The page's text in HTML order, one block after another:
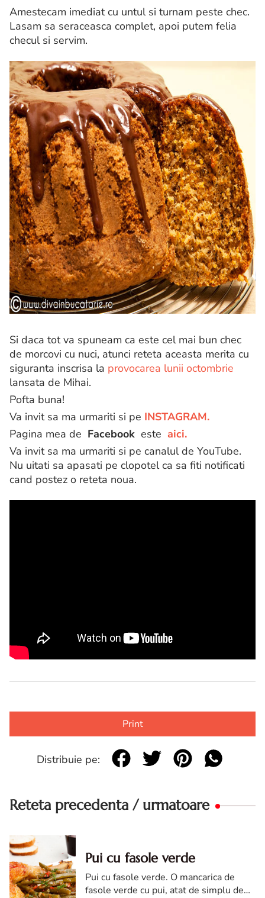
Amestecam imediat cu untul si turnam peste chec.
Lasam sa seraceasca complet, apoi putem felia
checul si servim.
Si daca tot va spuneam ca este cel mai bun chec
de morcovi cu nuci, atunci reteta aceasta merita cu
siguranta inscrisa la provocarea lunii octombrie
lansata de Mihai.
Pofta buna!
Va invit sa ma urmariti si pe INSTAGRAM.
Pagina mea de Facebook este aici.
Va invit sa ma urmariti si pe canalul de YouTube.
Nu uitati sa apasati pe clopotel ca sa fiti notificati
cand postez o reteta noua.
Print
Distribuie pe:
Reteta precedenta / urmatoare
Pui cu fasole verde
Pui cu fasole verde. O mancarica de
fasole verde cu pui, atat de simplu de